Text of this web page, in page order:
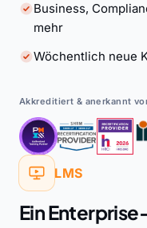
Business,
mehr
Wöchentlich neue
Akkreditiert & anerkannt
LMS
Ein